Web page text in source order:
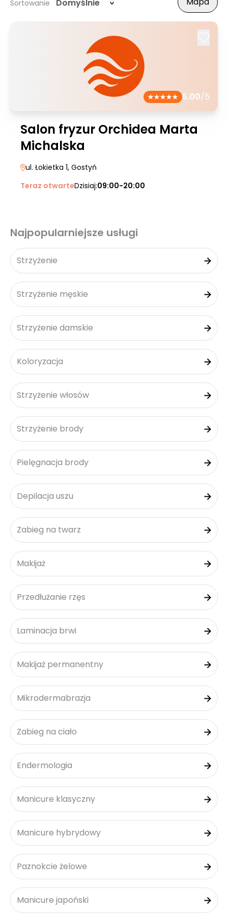
Sortowanie Domyślnie
5.00/5
Salon fryzur Orchidea Marta
Michalska
ul. Łokietka 1, Gostyń
Teraz otwarteDzisiaj:09:00-20:00
Najpopularniejsze usługi
Strzyżenie
Strzyżenie męskie
Strzyżenie damskie
Koloryzacja
Strzyżenie włosów
Strzyżenie brody
Pielęgnacja brody
Depilacja uszu
Zabieg na twarz
Makijaż
Przedłużanie rzęs
Laminacja brwi
Makijaż permanentny
Mikrodermabrazja
Zabieg na ciało
Endermologia
Manicure klasyczny
Manicure hybrydowy
Paznokcie żelowe
Manicure japoński